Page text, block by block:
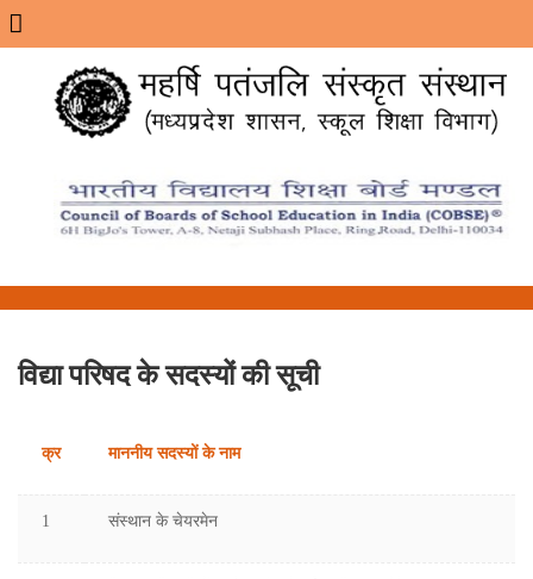
Menu
विद्या परिषद के सदस्यों की सूची
क्र माननीय सदस्यों के नाम
1 संस्थान के चेयरमेन